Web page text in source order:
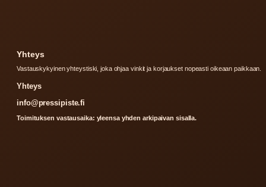
Yhteys
Vastauskykyinen yhteystiski, joka ohjaa vinkit ja korjaukset nopeasti oikeaan paikkaan.
Yhteys
info@pressipiste.fi
Toimituksen vastausaika: yleensa yhden arkipaivan sisalla.